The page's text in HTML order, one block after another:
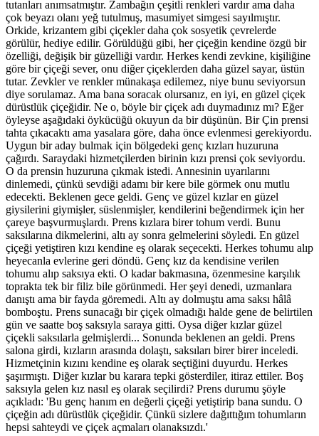
tutanları anımsatmıştır. Zambağın çeşitli renkleri vardır ama daha
çok beyazı olanı yeğ tutulmuş, masumiyet simgesi sayılmıştır.
Orkide, krizantem gibi çiçekler daha çok sosyetik çevrelerde
görülür, hediye edilir. Görüldüğü gibi, her çiçeğin kendine özgü bir
özelliği, değişik bir güzelliği vardır. Herkes kendi zevkine, kişiliğine
göre bir çiçeği sever, onu diğer çiçeklerden daha güzel sayar, üstün
tutar. Zevkler ve renkler münakaşa edilemez, niye bunu seviyorsun
diye sorulamaz. Ama bana soracak olursanız, en iyi, en güzel çiçek
dürüstlük çiçeğidir. Ne o, böyle bir çiçek adı duymadınız mı? Eğer
öyleyse aşağıdaki öykücüğü okuyun da bir düşünün. Bir Çin prensi
tahta çıkacaktı ama yasalara göre, daha önce evlenmesi gerekiyordu.
Uygun bir aday bulmak için bölgedeki genç kızları huzuruna
çağırdı. Saraydaki hizmetçilerden birinin kızı prensi çok seviyordu.
O da prensin huzuruna çıkmak istedi. Annesinin uyarılarını
dinlemedi, çünkü sevdiği adamı bir kere bile görmek onu mutlu
edecekti. Beklenen gece geldi. Genç ve güzel kızlar en güzel
giysilerini giymişler, süslenmişler, kendilerini beğendirmek için her
çareye başvurmuşlardı. Prens kızlara birer tohum verdi. Bunu
saksılarına dikmelerini, altı ay sonra gelmelerini söyledi. En güzel
çiçeği yetiştiren kızı kendine eş olarak seçecekti. Herkes tohumu alıp
heyecanla evlerine geri döndü. Genç kız da kendisine verilen
tohumu alıp saksıya ekti. O kadar bakmasına, özenmesine karşılık
toprakta tek bir filiz bile görünmedi. Her şeyi denedi, uzmanlara
danıştı ama bir fayda göremedi. Altı ay dolmuştu ama saksı hâlâ
bomboştu. Prens sunacağı bir çiçek olmadığı halde gene de belirtilen
gün ve saatte boş saksıyla saraya gitti. Oysa diğer kızlar güzel
çiçekli saksılarla gelmişlerdi... Sonunda beklenen an geldi. Prens
salona girdi, kızların arasında dolaştı, saksıları birer birer inceledi.
Hizmetçinin kızını kendine eş olarak seçtiğini duyurdu. Herkes
şaşırmıştı. Diğer kızlar bu karara tepki gösterdiler, itiraz ettiler. Boş
saksıyla gelen kız nasıl eş olarak seçilirdi? Prens durumu şöyle
açıkladı: 'Bu genç hanım en değerli çiçeği yetiştirip bana sundu. O
çiçeğin adı dürüstlük çiçeğidir. Çünkü sizlere dağıttığım tohumların
hepsi sahteydi ve çiçek açmaları olanaksızdı.'